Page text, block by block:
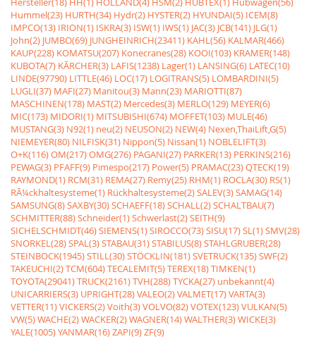
Hummel(23) HURTH(34) Hydr(2) HYSTER(2) HYUNDAI(5) ICEM(8)
IMPCO(13) IRION(1) ISKRA(3) ISW(1) IWS(1) JAC(3) JCB(141) JLG(1)
John(2) JUMBO(69) JUNGHEINRICH(23411) KAHL(56) KALMAR(466)
KAUP(228) KOMATSU(207) Konecranes(28) KOOI(103) KRAMER(148)
KUBOTA(7) KÃRCHER(3) LAFIS(1238) Lager(1) LANSING(6) LATEC(10)
LINDE(97790) LITTLE(46) LOC(17) LOGITRANS(5) LOMBARDINI(5)
LUGLI(37) MAFI(27) Manitou(3) Mann(23) MARIOTTI(87)
MASCHINEN(178) MAST(2) Mercedes(3) MERLO(129) MEYER(6)
MIC(173) MIDORI(1) MITSUBISHI(674) MOFFET(103) MULE(46)
MUSTANG(3) N92(1) neu(2) NEUSON(2) NEW(4) Nexen,ThaiLift,G(5)
NIEMEYER(80) NILFISK(31) Nippon(5) Nissan(1) NOBLELIFT(3)
O+K(116)OM(217)OMG(276) PAGANI(27) PARKER(13) PERKINS(216)
PEWAG(3) PFAFF(9) Pimespo(217) Power(5) PRAMAC(23)QTECK(19)
RAYMOND(1) RCM(31) REMA(27) Remy(25) RHM(1) ROCLA(30) RS(1)
RÃ¼ckhaltesysteme(1) Rückhaltesysteme(2)SALEV(3)SAMAG(14)
SAMSUNG(8)SAXBY(30)SCHAEFF(18)SCHALL(2)SCHALTBAU(7)
SCHMITTER(88)Schneider(1)Schwerlast(2)SEITH(9)
SICHELSCHMIDT(46)SIEMENS(1)SIROCCO(73)SISU(17)SL(1)SMV(28)
SNORKEL(28)SPAL(3)STABAU(31)STABILUS(8)STAHLGRUBER(28)
STEINBOCK(1945)STILL(30)STÖCKLIN(181)SVETRUCK(135)SWF(2)
TAKEUCHI(2)TCM(604)TECALEMIT(5)TEREX(18)TIMKEN(1)
TOYOTA(29041)TRUCK(2161)TVH(288)TYCKA(27) unbekannt(4)
UNICARRIERS(3) UPRIGHT(28)VALEO(2)VALMET(17)VARTA(3)
VETTER(11)VICKERS(2)Voith(3)VOLVO(82)VOTEX(123)VULKAN(5)
VW(5)WACHE(2)WACKER(2)WAGNER(14)WALTHER(3)WICKE(3)
YALE(1005)YANMAR(16)ZAPI(9)ZF(9)